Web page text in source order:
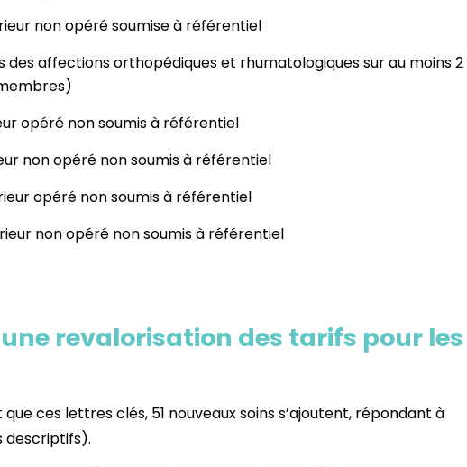
non opéré soumise à référentiel
des affections orthopédiques et rhumatologiques sur au moins 2
opéré non soumis à référentiel
non opéré non soumis à référentiel
opéré non soumis à référentiel
non opéré non soumis à référentiel
revalorisation des tarifs pour les
ces lettres clés, 51 nouveaux soins s’ajoutent, répondant à
descriptifs).